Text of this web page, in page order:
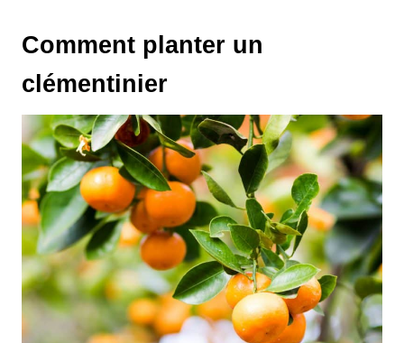
Comment planter un
clémentinier